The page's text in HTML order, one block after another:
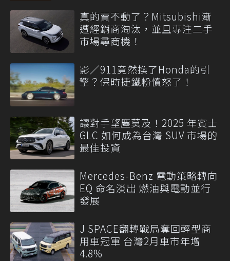
真的賣不動了？Mitsubishi漸
遭經銷商淘汰，並且專注二手
市場尋商機！
影／911竟然換了Honda的引
擎？保時捷鐵粉憤怒了！
讓對手望塵莫及！2025 年賓士
GLC 如何成為台灣 SUV 市場的
最佳投資
Mercedes-Benz 電動策略轉向
EQ 命名淡出 燃油與電動並行
發展
J SPACE翻轉戰局奪回輕型商
用車冠軍 台灣2月車市年增
4.8%